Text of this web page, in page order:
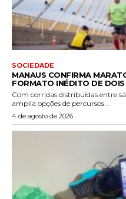
SOCIEDADE
MANAUS CONFIRMA
FORMATO INÉDITO DE DOIS
Com corridas distribuídas entre
amplia opções de percursos...
4 de agosto de 2026